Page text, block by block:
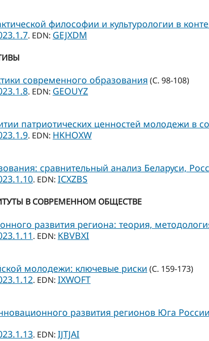
философии и культурологии в
. EDN: GEJXDM
современного образования (С. 98-108)
. EDN: GEOUYZ
патриотических ценностей молодежи в
. EDN: HKHOXW
сравнительный анализ Беларуси,
. EDN: ICXZBS
В СОВРЕМЕННОМ ОБЩЕСТВЕ
развития региона: теория,
. EDN: KBVBXI
молодежи: ключевые риски (С. 159-173)
. EDN: IXWOFT
развития регионов Юга
. EDN: IJTJAI